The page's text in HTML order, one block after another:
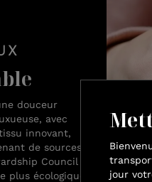
jour
douceur
avec
innovant,
de sources
Council
plus écologique